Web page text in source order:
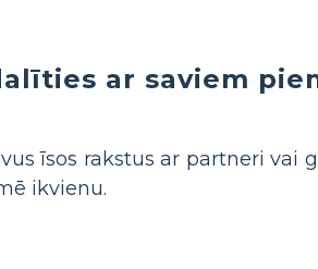
ar saviem
īsos rakstus ar partneri vai
ikvienu.